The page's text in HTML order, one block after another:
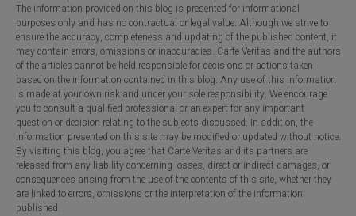
The information provided on this blog is presented for informational
purposes only and has no contractual or legal value. Although we strive to
ensure the accuracy, completeness and updating of the published content, it
may contain errors, omissions or inaccuracies. Carte Veritas and the authors
of the articles cannot be held responsible for decisions or actions taken
based on the information contained in this blog. Any use of this information
is made at your own risk and under your sole responsibility. We encourage
you to consult a qualified professional or an expert for any important
question or decision relating to the subjects discussed. In addition, the
information presented on this site may be modified or updated without notice.
By visiting this blog, you agree that Carte Veritas and its partners are
released from any liability concerning losses, direct or indirect damages, or
consequences arising from the use of the contents of this site, whether they
are linked to errors, omissions or the interpretation of the information
published.